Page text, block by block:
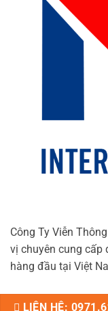
Công Ty Viễn
vị chuyên cung cấp
hàng đầu tại Việt
LIÊN HỆ: